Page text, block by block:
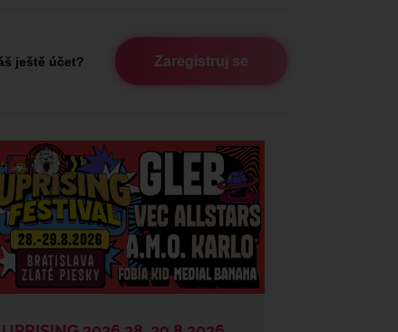
ještě účet? Zaregistruj se